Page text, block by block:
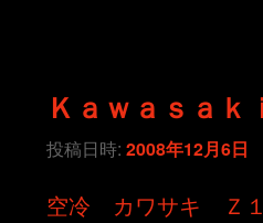
Ｋａｗａｓａｋ
投稿日時:2008年12月6日
空冷 カワサキ Ｚ１